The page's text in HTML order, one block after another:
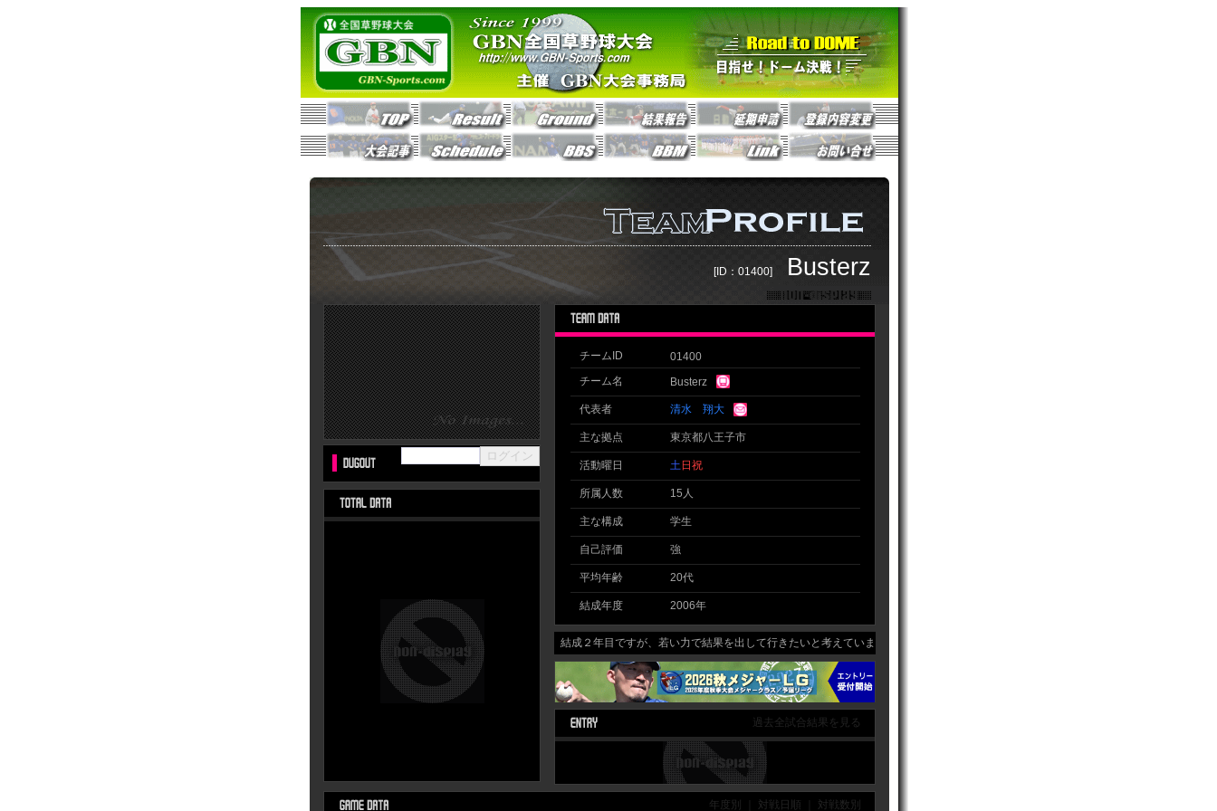
[ID：01400] Busterz
チームID 01400
チーム名 Busterz
代表者 清水 翔大
主な拠点 東京都八王子市
活動曜日 土 日祝
所属人数 15人
主な構成 学生
自己評価 強
平均年齢 20代
結成年度 2006年
結成２年目ですが、若い力で結果を出して行きたいと考えています。
過去全試合結果を見る
年度別 ｜ 対戦日順 ｜ 対戦数別